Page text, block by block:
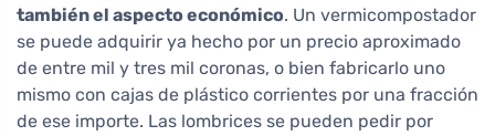
también el aspecto económico. Un vermicompostador
se puede adquirir ya hecho por un precio aproximado
de entre mil y tres mil coronas, o bien fabricarlo uno
mismo con cajas de plástico corrientes por una fracción
de ese importe. Las lombrices se pueden pedir por